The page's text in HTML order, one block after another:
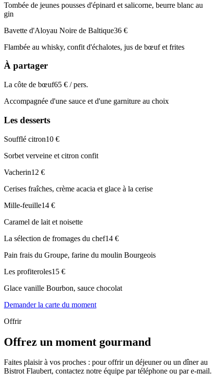
Tombée de jeunes pousses d'épinard et salicorne, beurre blanc au
gin
Bavette d'Aloyau Noire de Baltique36 €
Flambée au whisky, confit d'échalotes, jus de bœuf et frites
À partager
La côte de bœuf65 € / pers.
Accompagnée d'une sauce et d'une garniture au choix
Les desserts
Soufflé citron10 €
Sorbet verveine et citron confit
Vacherin12 €
Cerises fraîches, crème acacia et glace à la cerise
Mille-feuille14 €
Caramel de lait et noisette
La sélection de fromages du chef14 €
Pain frais du Groupe, farine du moulin Bourgeois
Les profiteroles15 €
Glace vanille Bourbon, sauce chocolat
Demander la carte du moment
Offrir
Offrez un moment gourmand
Faites plaisir à vos proches : pour offrir un déjeuner ou un dîner au
Bistrot Flaubert, contactez notre équipe par téléphone ou par e-mail.